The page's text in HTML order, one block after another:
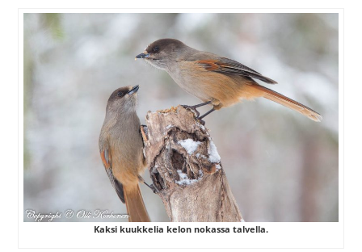
Kaksi kuukkelia kelon nokassa talvella.